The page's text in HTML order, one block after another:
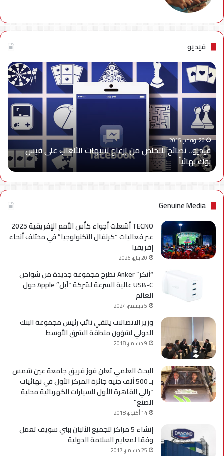
فيديو
فيديو..
نصائح
للتخلص
من
إزعاج
تنبيهات
الألعاب
على
فيس
بوك
نهائياًَ
26 نوفمبر، 2015
فيديو.. نصائح للتخلص من إزعاج تنبيهات الألعاب على فيس
بوك نهائياًَ
Genuine Media
TECNO أشعلت أجواء كأس الأمم الإفريقية 2025
عبر فعاليات “كرنفال التكنولوجيا” في مختلف أنحاء
إفريقيا
20 يناير، 2026
“آنكر” Anker تطرح مجموعة جديدة من شواحن
USB-C عالية السرعة لشركة “آبل” Apple حول
العالم
5 ديسمبر، 2024
وزير الاتصالات يلتقي نائب رئيس مجموعة البنك
الدولي لشؤون منطقة الشرق الأوسط
9 ديسمبر، 2018
البحث العلمي تعلن فوز فريق جامعة عين شمس
بـ 500 ألف جنيه جائزة المركز الأول في نهائيات
“رالي القاهرة الأول للسيارات الكهربائية محلية
الصنع”
14 أكتوبر، 2018
إنشاء 5 مراكز لتجميع الألبان ببني سويف تعمل
وفقا لمعايير السلامة الدولية
25 ديسمبر، 2017